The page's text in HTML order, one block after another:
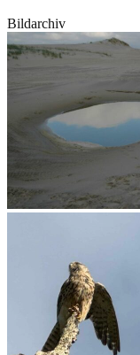
Bildarchiv